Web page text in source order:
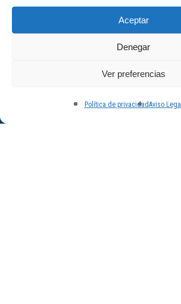
Aceptar
Denegar
Ver preferencias
Política de privacidadAviso Legal